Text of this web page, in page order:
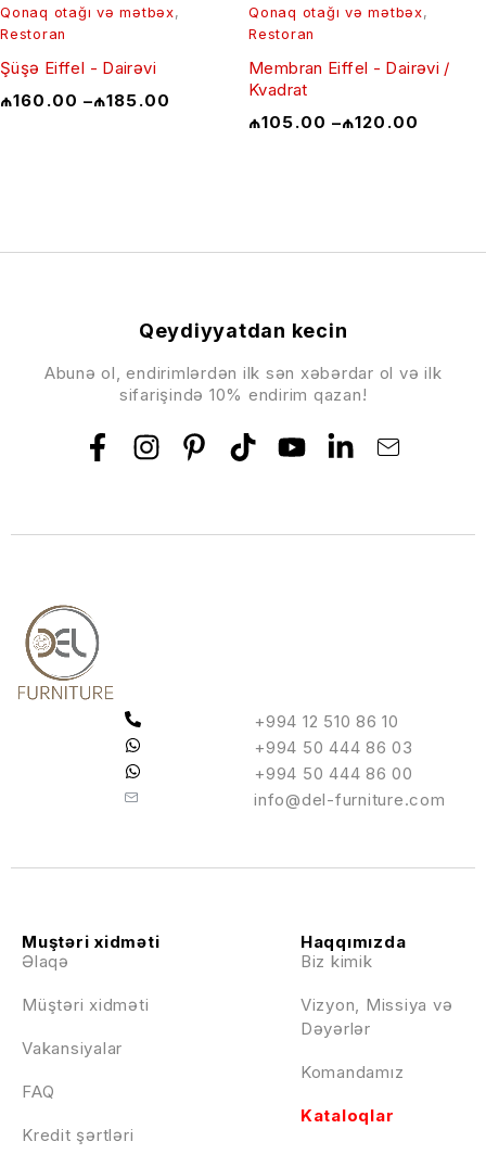
Qonaq otağı və mətbəx,
Restoran
Şüşə Eiffel - Dairəvi
₼160.00 –₼185.00
Qonaq otağı və mətbəx,
Restoran
Membran Eiffel - Dairəvi /
Kvadrat
₼105.00 –₼120.00
+994 12 510 86 10
+994 50 444 86 03
+994 50 444 86 00
info@del-furniture.com
Haqqımızda
Biz kimik
Vizyon, Missiya və
Dəyərlər
Komandamız
Kataloqlar
Muştəri xidməti
Əlaqə
Müştəri xidməti
Vakansiyalar
FAQ
Kredit şərtləri
Qeydiyyatdan kecin
Abunə ol, endirimlərdən ilk sən xəbərdar ol və ilk
sifarişində 10% endirim qazan!